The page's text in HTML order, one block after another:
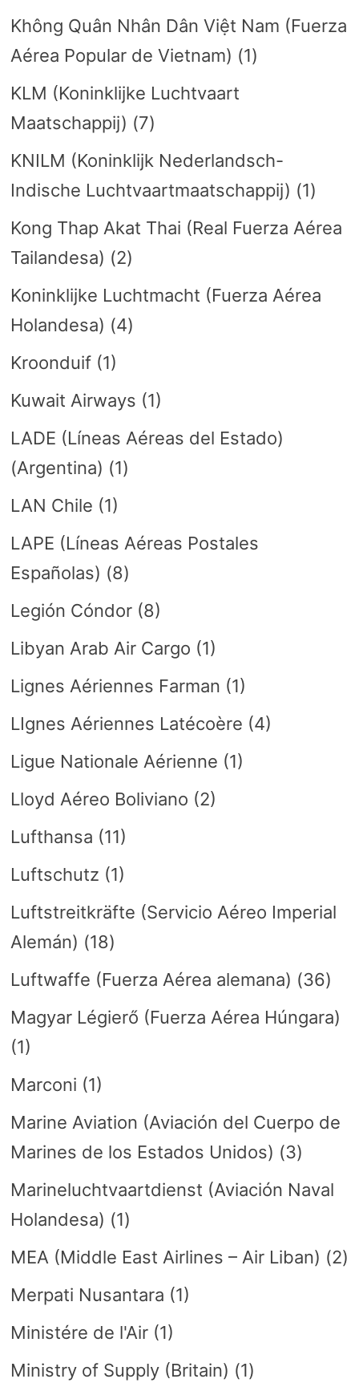
Không Quân Nhân Dân Việt Nam (Fuerza
Aérea Popular de Vietnam) (1)
KLM (Koninklijke Luchtvaart
Maatschappij) (7)
KNILM (Koninklijk Nederlandsch-
Indische Luchtvaartmaatschappij) (1)
Kong Thap Akat Thai (Real Fuerza Aérea
Tailandesa) (2)
Koninklijke Luchtmacht (Fuerza Aérea
Holandesa) (4)
Kroonduif(1)
Kuwait Airways (1)
LADE (Líneas Aéreas del Estado)
(Argentina) (1)
LAN Chile (1)
LAPE (Líneas Aéreas Postales
Españolas) (8)
Legión Cóndor(8)
Libyan Arab Air Cargo (1)
Lignes Aériennes Farman (1)
LIgnes Aériennes Latécoère (4)
Ligue Nationale Aérienne (1)
Lloyd Aéreo Boliviano (2)
Lufthansa (11)
Luftschutz (1)
Luftstreitkräfte (Servicio Aéreo Imperial
Alemán) (18)
Luftwaffe (Fuerza Aérea alemana) (36)
Magyar Légierő (Fuerza Aérea Húngara)
(1)
Marconi (1)
Marine Aviation (Aviación del Cuerpo de
Marines de los Estados Unidos) (3)
Marineluchtvaartdienst (Aviación Naval
Holandesa) (1)
MEA (Middle East Airlines – Air Liban) (2)
Merpati Nusantara (1)
Ministére de l'Air(1)
Ministry of Supply (Britain) (1)